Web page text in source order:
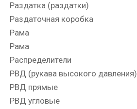
Раздатка (раздатки)
Раздаточная коробка
Рама
Рама
Распределители
РВД (рукава высокого давления)
РВД прямые
РВД угловые